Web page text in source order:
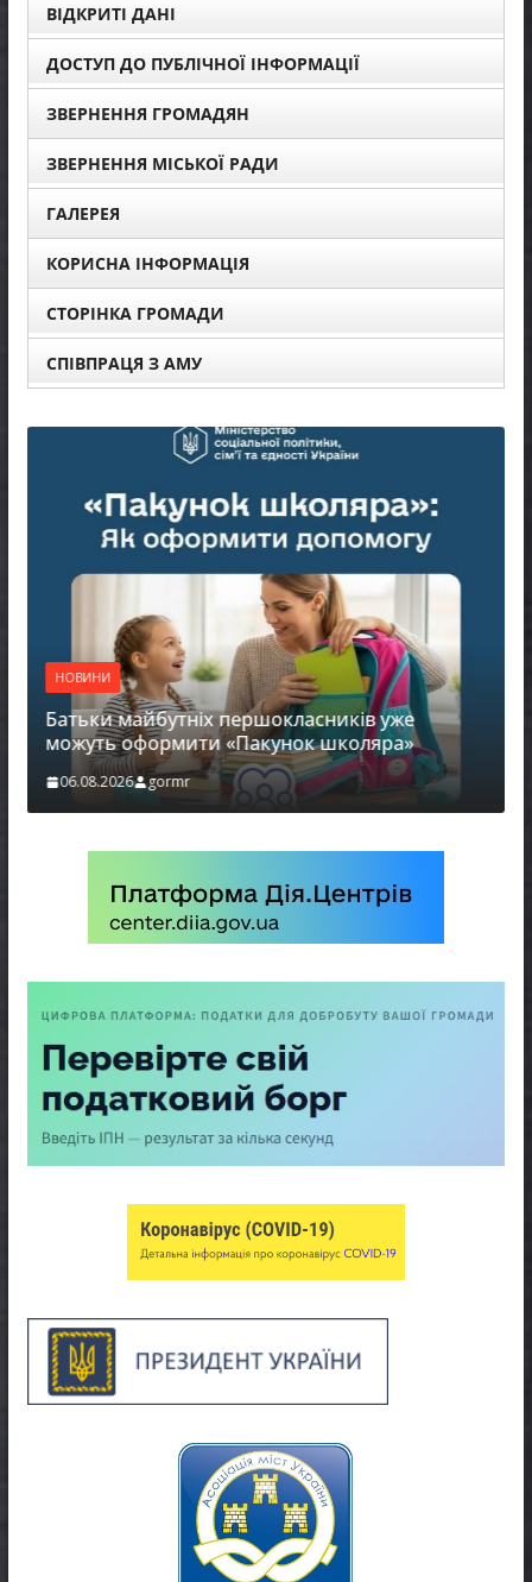
ВІДКРИТІ ДАНІ
ДОСТУП ДО ПУБЛІЧНОЇ ІНФОРМАЦІЇ
ЗВЕРНЕННЯ ГРОМАДЯН
ЗВЕРНЕННЯ МІСЬКОЇ РАДИ
ГАЛЕРЕЯ
КОРИСНА ІНФОРМАЦІЯ
СТОРІНКА ГРОМАДИ
СПІВПРАЦЯ З АМУ
НОВИНИ
Батьки майбутніх першокласників уже
можуть оформити «Пакунок школяра»
06.08.2026 gormr